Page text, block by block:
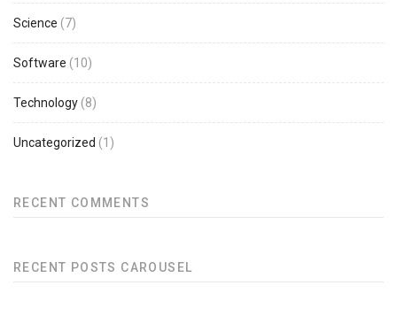
Science (7)
Software (10)
Technology (8)
Uncategorized (1)
RECENT COMMENTS
RECENT POSTS CAROUSEL